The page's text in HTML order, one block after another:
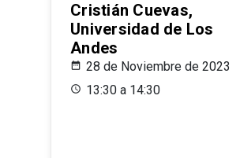
Cristián Cuevas,
Universidad de Los
Andes
28 de Noviembre de 2023
13:30 a 14:30